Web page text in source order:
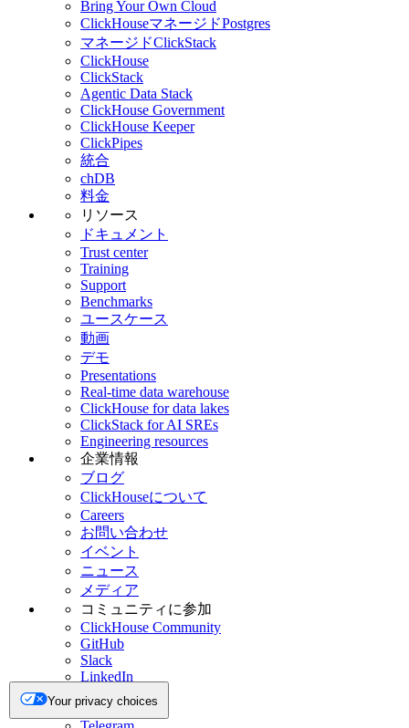
Bring Your Own Cloud
ClickHouseマネージドPostgres
マネージドClickStack
ClickHouse
ClickStack
Agentic Data Stack
ClickHouse Government
ClickHouse Keeper
ClickPipes
統合
chDB
料金
リソース
ドキュメント
Trust center
Training
Support
Benchmarks
ユースケース
動画
デモ
Presentations
Real-time data warehouse
ClickHouse for data lakes
ClickStack for AI SREs
Engineering resources
企業情報
ブログ
ClickHouseについて
Careers
お問い合わせ
イベント
ニュース
メディア
コミュニティに参加
ClickHouse Community
GitHub
Slack
LinkedIn
X
Bluesky
Your privacy choices